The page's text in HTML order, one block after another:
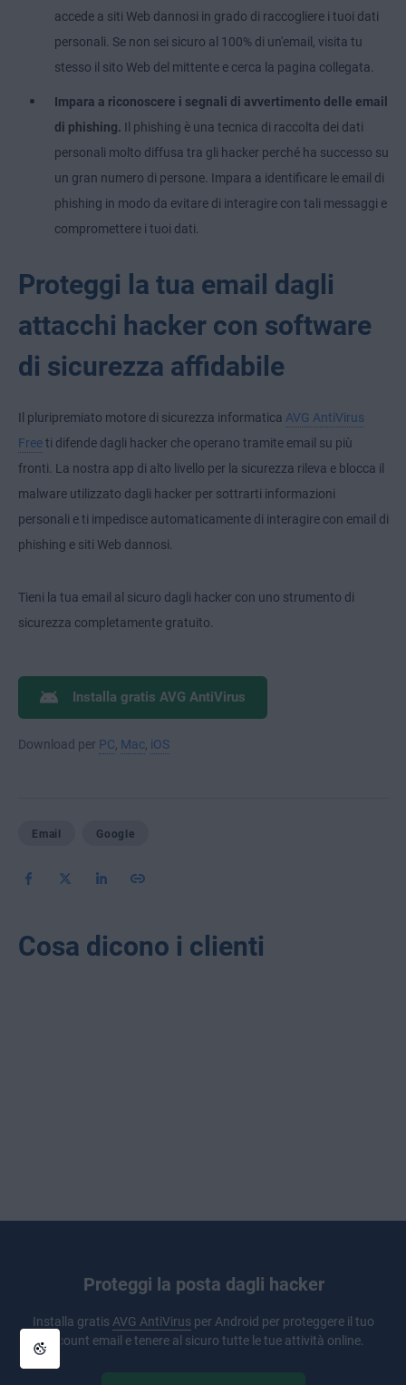
accede a siti Web dannosi in grado di raccogliere i tuoi dati
personali. Se non sei sicuro al 100% di un'email, visita tu
stesso il sito Web del mittente e cerca la pagina collegata.
Impara a riconoscere i segnali di avvertimento delle email
di phishing. Il phishing è una tecnica di raccolta dei dati
personali molto diffusa tra gli hacker perché ha successo su
un gran numero di persone. Impara a identificare le email di
phishing in modo da evitare di interagire con tali messaggi e
compromettere i tuoi dati.
Proteggi la tua email dagli
attacchi hacker con software
di sicurezza affidabile
Il pluripremiato motore di sicurezza informatica AVG AntiVirus
Freeti difende dagli hacker che operano tramite email su più
fronti. La nostra app di alto livello per la sicurezza rileva e blocca il
malware utilizzato dagli hacker per sottrarti informazioni
personali e ti impedisce automaticamente di interagire con email di
phishing e siti Web dannosi.
Tieni la tua email al sicuro dagli hacker con uno strumento di
sicurezza completamente gratuito.
Installa gratis AVG AntiVirus
Download per PC, Mac, iOS
Email Google
Cosa dicono i clienti
Proteggi la posta dagli hacker
Installa gratisAVG AntiVirus per Android per proteggere il tuo
account email e tenere al sicuro tutte le tue attività online.